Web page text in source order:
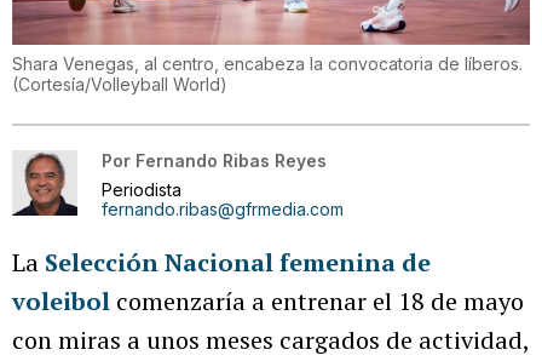
Shara Venegas, al centro, encabeza la convocatoria de líberos.
(Cortesía/Volleyball World)
Por Fernando Ribas Reyes
Periodista
fernando.ribas@gfrmedia.com
La Selección Nacional femenina de
voleibol comenzaría a entrenar el 18 de mayo
con miras a unos meses cargados de actividad,